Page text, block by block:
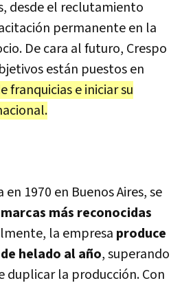
desde el reclutamiento
permanente en la
De cara al futuro, Crespo
están puestos en
franquicias e iniciar su
1970 en Buenos Aires, se
más reconocidas
la empresa produce
helado al año, superando
duplicar la producción. Con